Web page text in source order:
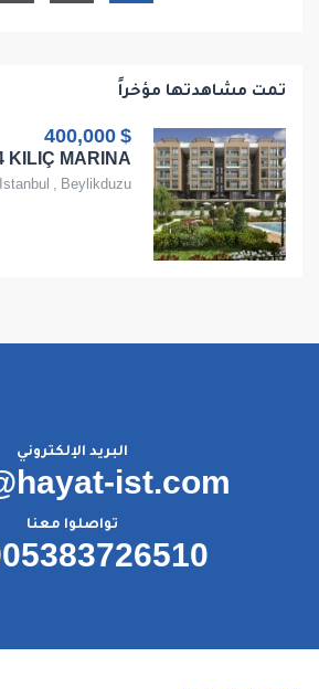
تمت مشاهدتها مؤخراً
$ 400,000
KILIÇ MARINA
Istanbul , Beylikduzu
البريد الإلكتروني
ist.com
تواصلوا معنا